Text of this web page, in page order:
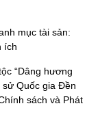
mục tài sản:
ích
“Dâng hương
sử Quốc gia Đền
sách và Phát